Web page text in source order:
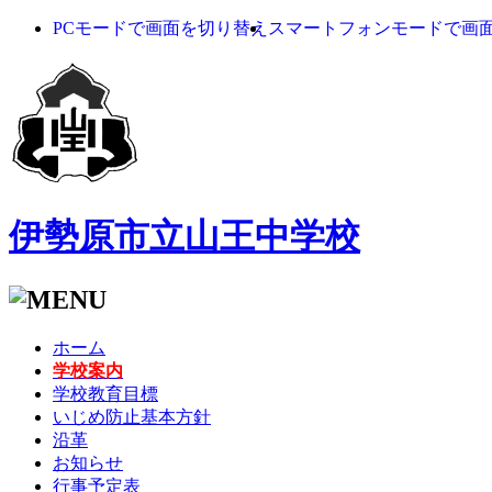
PCモードで画面を切り替え スマートフォンモードで画
伊勢原市立山王中学校
ホーム
学校案内
学校教育目標
いじめ防止基本方針
沿革
お知らせ
行事予定表